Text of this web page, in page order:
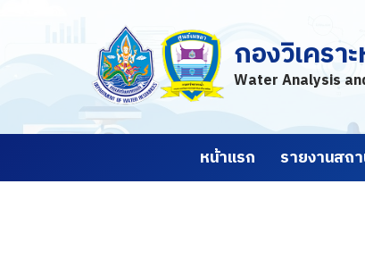
กองวิเครา
Water Analysis
หน้าแรก รายงานสถ